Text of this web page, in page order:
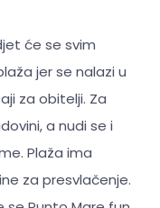
će se svim
jer se nalazi u
za obitelji. Za
a nudi se i
Plaža ima
za presvlačenje.